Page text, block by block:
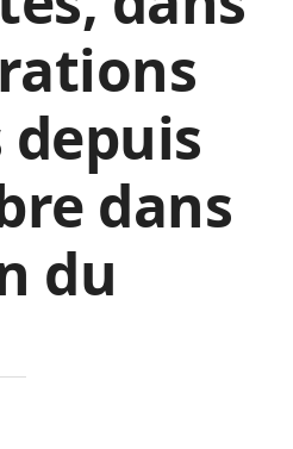
depuis
dans
du